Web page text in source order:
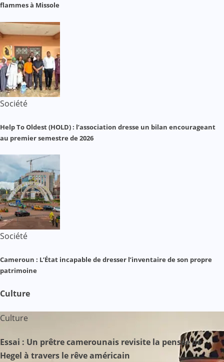
flammes à Missole
Société
Help To Oldest (HOLD) : l’association dresse un bilan encourageant
au premier semestre de 2026
Société
Cameroun : L’État incapable de dresser l’inventaire de son propre
patrimoine
Culture
Culture
Essai : Un prêtre camerounais revisite la pensée de
Hegel à travers le rêve américain